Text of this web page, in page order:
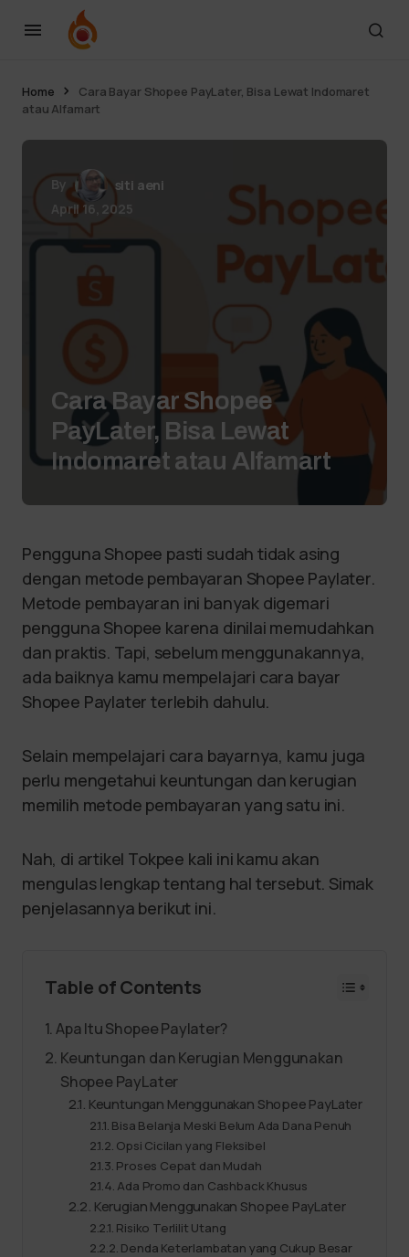
Home
Cara Bayar Shopee PayLater, Bisa Lewat Indomaret
atau Alfamart
By
siti aeni
April 16, 2025
Cara Bayar Shopee
PayLater, Bisa Lewat
Indomaret atau Alfamart
Pengguna Shopee pasti sudah tidak asing
dengan metode pembayaran Shopee Paylater.
Metode pembayaran ini banyak digemari
pengguna Shopee karena dinilai memudahkan
dan praktis. Tapi, sebelum menggunakannya,
ada baiknya kamu mempelajari cara bayar
Shopee Paylater terlebih dahulu.
Selain mempelajari cara bayarnya, kamu juga
perlu mengetahui keuntungan dan kerugian
memilih metode pembayaran yang satu ini.
Nah, di artikel Tokpee kali ini kamu akan
mengulas lengkap tentang hal tersebut. Simak
penjelasannya berikut ini.
Table of Contents
Apa Itu Shopee Paylater?
Keuntungan dan Kerugian Menggunakan
Shopee PayLater
Keuntungan Menggunakan Shopee PayLater
Bisa Belanja Meski Belum Ada Dana Penuh
Opsi Cicilan yang Fleksibel
Proses Cepat dan Mudah
Ada Promo dan Cashback Khusus
Kerugian Menggunakan Shopee PayLater
Risiko Terlilit Utang
Denda Keterlambatan yang Cukup Besar